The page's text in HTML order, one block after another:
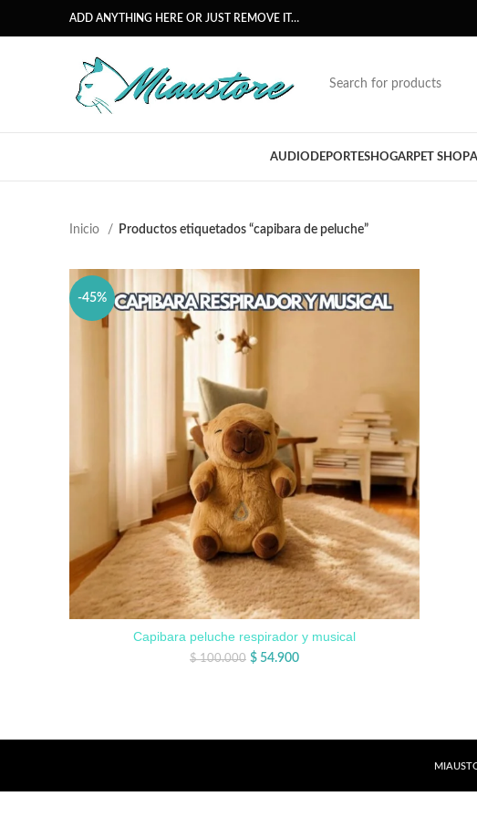
ADD ANYTHING HERE OR JUST REMOVE IT…
AUDIO DEPORTESHOGARPET SHOP
Inicio Productos etiquetados “capibara de peluche”
-45%
Capibara peluche respirador y musical
$100.000 $ 54.900